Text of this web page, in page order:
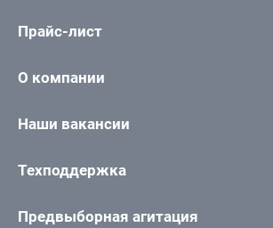
Прайс-лист
О компании
Наши вакансии
Техподдержка
Предвыборная агитация